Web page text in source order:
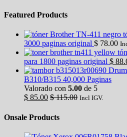
Featured Products
3000 paginas original $ 78.00
para 1800 paginas original $
B310/B315 40,000 Paginas
Valorado con 5.00 de 5
$ 85.00 $115.00 Incl IGV.
Onsale Products